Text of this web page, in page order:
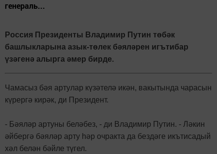
генераль...
Россия Президенты Владимир Путин төбәк
башлыкларына азык-төлек бәяләрен игътибар
үзәгенә алырга әмер бирде.
Чамасыз бәя артулар күзәтелә икән, вакытында чарасын
күрергә кирәк, ди Президент.
- Бәяләр артуны беләбез, - ди Владимир Путин. - Ләкин
әйбергә бәяләр арту һәр очракта да бездәге икътисадый
хәл белән бәйле түгел.